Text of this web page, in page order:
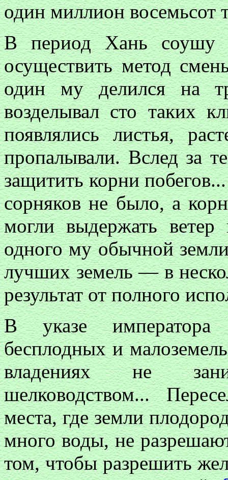
один миллион восемьсот
В период Хань
осуществить метод
один му делился на
возделывал сто таких
появлялись листья,
пропалывали. Вслед за
защитить корни
сорняков не было, а
могли выдержать
одного му обычной
лучших земель — в
результат от полного
В указе
бесплодных и
владениях не
шелководством...
места, где земли
много воды, не
том, чтобы разрешить